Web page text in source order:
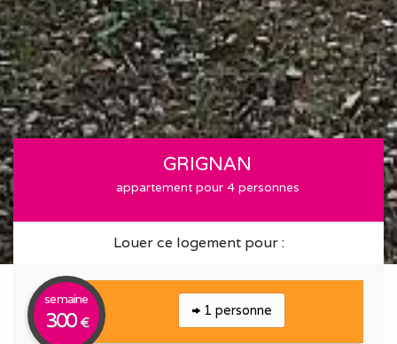
GRIGNAN
appartement pour 4 personnes
Louer ce logement pour :
1 personne
semaine
300 €